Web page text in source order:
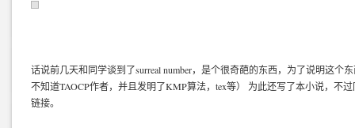
话说前几天和同学谈到了surreal number，是个很奇葩的东西，为了说明这个
不知道TAOCP作者，并且发明了KMP算法，tex等） 为此还写了本小说，不
链接。